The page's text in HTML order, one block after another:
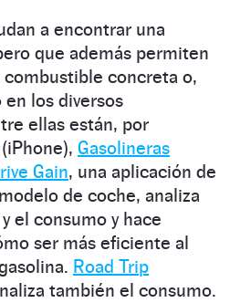
a encontrar una
que además permiten
combustible concreta o,
los diversos
ellas están, por
(iPhone), Gasolineras
Gain, una aplicación de
de coche, analiza
el consumo y hace
ser más eficiente al
Road Trip
también el consumo.